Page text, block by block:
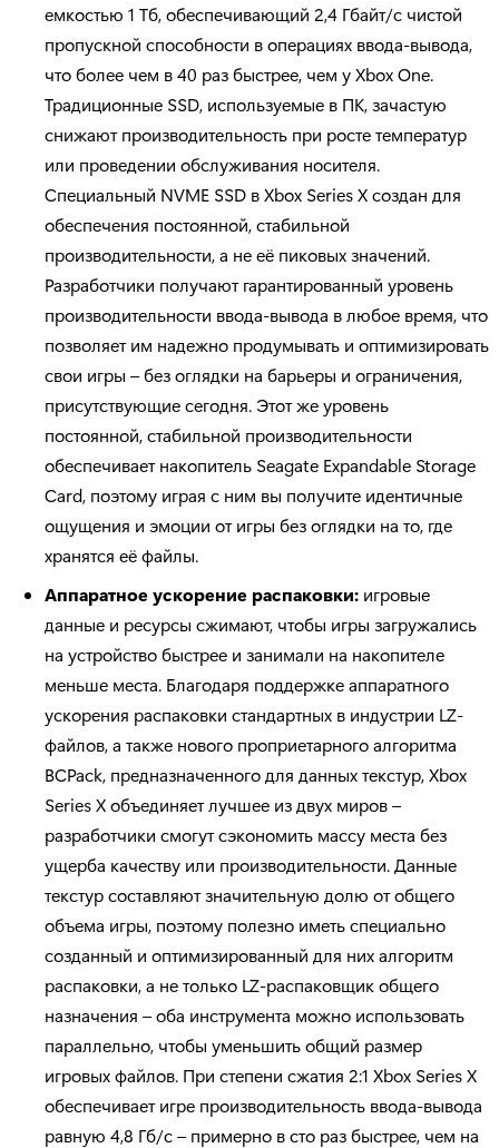
емкостью 1 Тб, обеспечивающий 2,4 Гбайт/с чистой
пропускной способности в операциях ввода-вывода,
что более чем в 40 раз быстрее, чем у Xbox One.
Традиционные SSD, используемые в ПК, зачастую
снижают производительность при росте температур
или проведении обслуживания носителя.
Специальный NVME SSD в Xbox Series X создан для
обеспечения постоянной, стабильной
производительности, а не её пиковых значений.
Разработчики получают гарантированный уровень
производительности ввода-вывода в любое время, что
позволяет им надежно продумывать и оптимизировать
свои игры – без оглядки на барьеры и ограничения,
присутствующие сегодня. Этот же уровень
постоянной, стабильной производительности
обеспечивает накопитель Seagate Expandable Storage
Card, поэтому играя с ним вы получите идентичные
ощущения и эмоции от игры без оглядки на то, где
хранятся её файлы.
Аппаратное ускорение распаковки: игровые
данные и ресурсы сжимают, чтобы игры загружались
на устройство быстрее и занимали на накопителе
меньше места. Благодаря поддержке аппаратного
ускорения распаковки стандартных в индустрии LZ-
файлов, а также нового проприетарного алгоритма
BCPack, предназначенного для данных текстур, Xbox
Series X объединяет лучшее из двух миров –
разработчики смогут сэкономить массу места без
ущерба качеству или производительности. Данные
текстур составляют значительную долю от общего
объема игры, поэтому полезно иметь специально
созданный и оптимизированный для них алгоритм
распаковки, а не только LZ-распаковщик общего
назначения – оба инструмента можно использовать
параллельно, чтобы уменьшить общий размер
игровых файлов. При степени сжатия 2:1 Xbox Series X
обеспечивает игре производительность ввода-вывода
равную 4,8 Гб/с – примерно в сто раз быстрее, чем на